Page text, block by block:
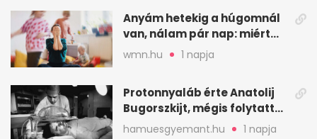
Anyám hetekig a húgomnál
van, nálam pár nap: miért
fáj ennyire?
wmn.hu 1 napja
Protonnyaláb érte Anatolij
Bugorszkijt, mégis folytatta
a munkát
hamuesgyemant.hu 1 napja